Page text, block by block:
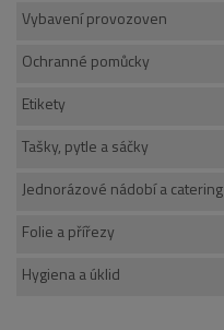
Vybavení provozoven
Ochranné pomůcky
Etikety
Tašky, pytle a sáčky
Jednorázové nádobí a catering
Folie a přířezy
Hygiena a úklid